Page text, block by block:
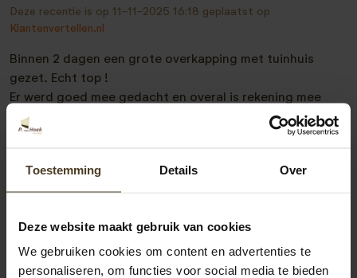
Toestemming Details Over
Deze website maakt gebruik van cookies
We gebruiken cookies om content en advertenties te
personaliseren, om functies voor social media te bieden
Deze recentie is op 11-11-2025 16:18 geplaatst op
Klantenvertellen.nl
Binnen 2 dagen een grote overkapping met tuinhuis
gezet. Echt top !
Er werd goed mee gedacht en overal is rekening mee
gehouden.
soepel en goed verlopen.
Bekijk alle recensies